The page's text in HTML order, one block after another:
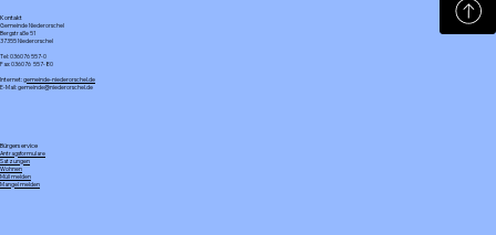
Kontakt
Gemeinde Niederorschel
Bergstraße 51
37355 Niederorschel
Tel: 036076 557-0
Fax: 036076 557-80
Internet:gemeinde-niederorschel.de
E-Mail: gemeinde@niederorschel.de
Bürgerservice
Antragsformulare
Satzungen
Wohnen
Müll melden
Mangel melden